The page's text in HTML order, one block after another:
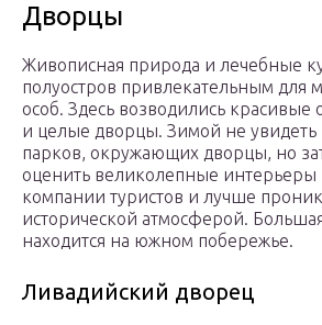
Дворцы
Живописная природа и лечебные
полуостров привлекательным для
особ. Здесь возводились красивые
и целые дворцы. Зимой не увидеть
парков, окружающих дворцы, но
оценить великолепные интерьеры
компании туристов и лучше
исторической атмосферой.
находится на южном побережье.
Ливадийский дворец